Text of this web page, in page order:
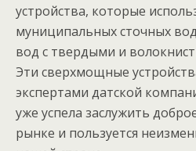
устройства, которые
муниципальных сточных
вод с твердыми и
Эти сверхмощные
экспертами датской
уже успела заслужить
рынке и пользуется